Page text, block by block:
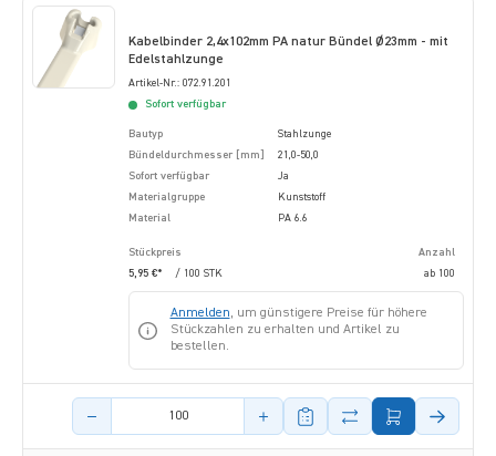
Kabelbinder 2,4x102mm PA natur Bündel Ø23mm - mit
Edelstahlzunge
Artikel-Nr.: 072.91.201
Sofort verfügbar
Bautyp
Stahlzunge
Bündeldurchmesser [mm]
21,0-50,0
Sofort verfügbar
Ja
Materialgruppe
Kunststoff
Material
PA 6.6
Stückpreis
Anzahl
5,95 €*
/ 100 STK ab 100
Anmelden, um günstigere Preise für höhere
Stückzahlen zu erhalten und Artikel zu
bestellen.
Menge des Artikels